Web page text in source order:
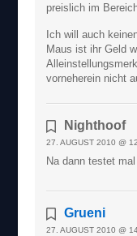
preislich im
Ich will auch
Maus ist ihr Geld
vorneherein nicht
Nighthoof
27. AUGUST 2010 @
Na dann testet
Grueni
27. AUGUST 2010 @